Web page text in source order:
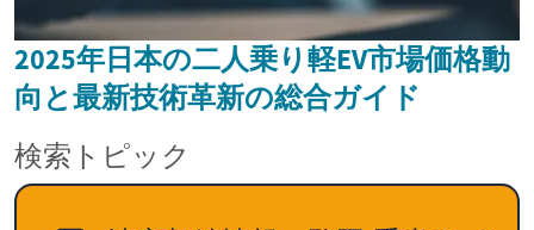
2025年日本の二人乗り軽EV市場価格動
向と最新技術革新の総合ガイド